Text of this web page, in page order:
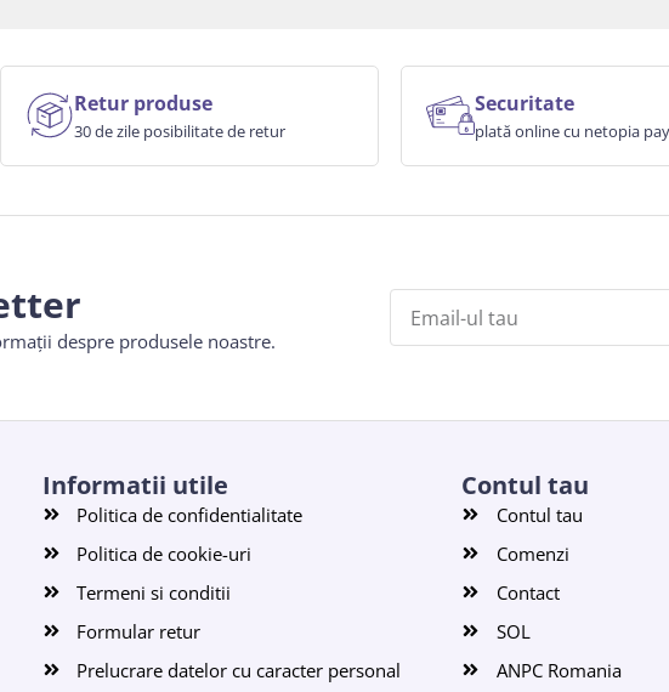
Retur produse
30 de zile posibilitate de retur
Securitate
plată online cu netopia
despre produsele noastre.
Informatii utile
Politica de confidentialitate
Politica de cookie-uri
Termeni si conditii
Formular retur
Prelucrare datelor cu caracter personal
Contul tau
Contul tau
Comenzi
Contact
SOL
ANPC Romania